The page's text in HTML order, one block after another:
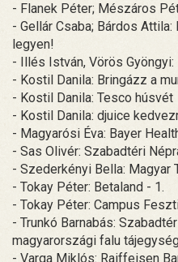
- Flanek Péter; Mészáros
- Gellár Csaba; Bárdos
legyen!
- Illés István, Vörös Gyöngyi:
- Kostil Danila: Bringázz a
- Kostil Danila: Tesco húsvét
- Kostil Danila: djuice
- Magyarósi Éva: Bayer
- Sas Olivér: Szabadtéri
- Szederkényi Bella:
- Tokay Péter: Betaland - 1.
- Tokay Péter: Campus
- Trunkó Barnabás:
magyarországi falu
- Varga Miklós: Raiffeisen